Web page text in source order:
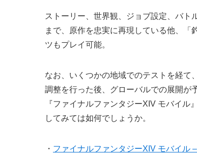
ストーリー、世界観、ジョブ設定、バト
まで、原作を忠実に再現している他、
ツもプレイ可能。
なお、いくつかの地域でのテストを経て
調整を行った後、グローバルでの展開が
『ファイナルファンタジーXIV モバイ
してみては如何でしょうか。
・ ファイナルファンタジーXIV モバイル